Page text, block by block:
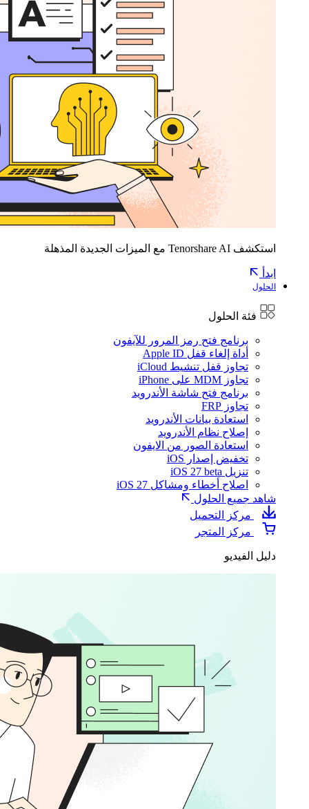
استكشف Tenorshare AI مع الميزات الجديدة المذهلة
ابدأ
الحلول
فئة الحلول
برنامج فتح رمز المرور للآيفون
أداة إلغاء قفل Apple ID
تجاوز قفل تنشيط iCloud
تجاوز MDM على iPhone
برنامج فتح شاشة الأندرويد
تجاوز FRP
استعادة بيانات الأندرويد
إصلاح نظام الأندرويد
استعادة الصور من الايفون
تخفيض إصدار iOS
تنزيل iOS 27 beta
اصلاح أخطاء ومشاكل iOS 27
شاهد جميع الحلول
مركز التحميل
مركز المتجر
دليل الفيديو